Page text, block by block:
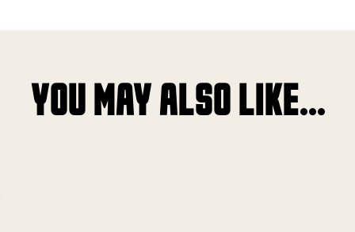
YOU MAY ALSO LIKE...